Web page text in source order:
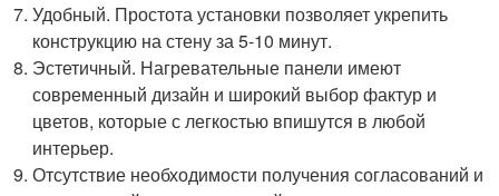
Удобный. Простота установки позволяет укрепить
конструкцию на стену за 5-10 минут.
Эстетичный. Нагревательные панели имеют
современный дизайн и широкий выбор фактур и
цветов, которые с легкостью впишутся в любой
интерьер.
Отсутствие необходимости получения согласований и